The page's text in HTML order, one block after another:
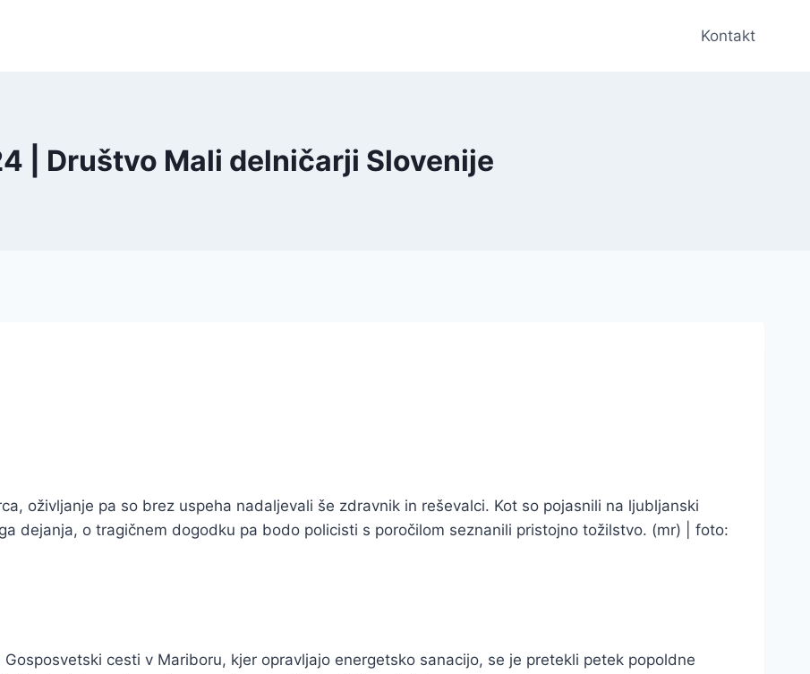
Kontakt
| Društvo Mali delničarji Slovenije
oživljanje pa so brez uspeha nadaljevali še zdravnik in reševalci. Kot so pojasnili na ljubljanski
dejanja, o tragičnem dogodku pa bodo policisti s poročilom seznanili pristojno tožilstvo. (mr) | foto:
cesti v Mariboru, kjer opravljajo energetsko sanacijo, se je pretekli petek popoldne